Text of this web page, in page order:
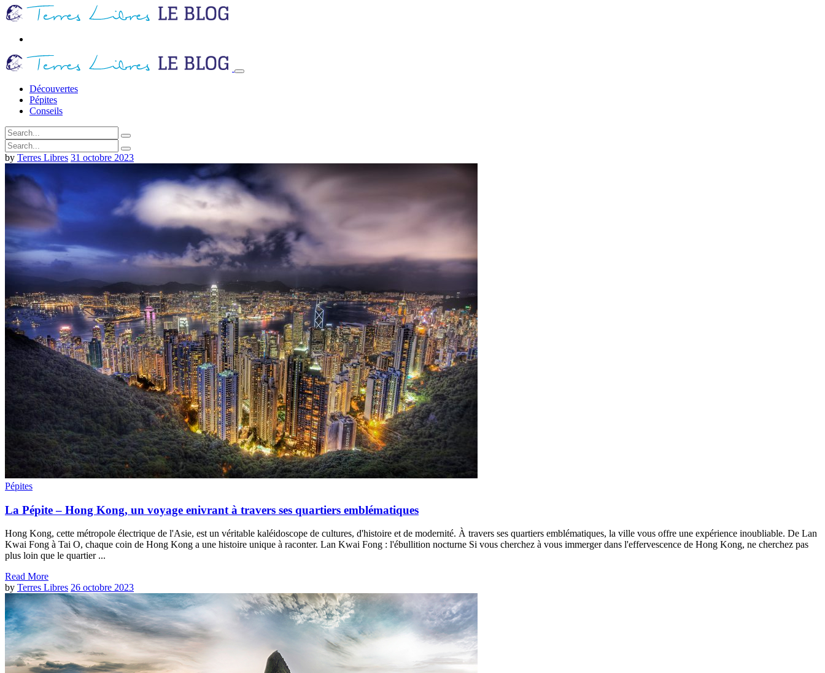
Découvertes
Pépites
Conseils
by Terres Libres 31 octobre 2023
Pépites
La Pépite – Hong Kong, un voyage enivrant à travers ses quartiers emblématiques
Hong Kong, cette métropole électrique de l'Asie, est un véritable kaléidoscope de cultures, d'histoire et de modernité. À travers ses quartiers emblématiques, la ville vous offre une expérience inoubliable. De Lan
Kwai Fong à Tai O, chaque coin de Hong Kong a une histoire unique à raconter. Lan Kwai Fong : l'ébullition nocturne Si vous cherchez à vous immerger dans l'effervescence de Hong Kong, ne cherchez pas
plus loin que le quartier ...
Read More
by Terres Libres 26 octobre 2023